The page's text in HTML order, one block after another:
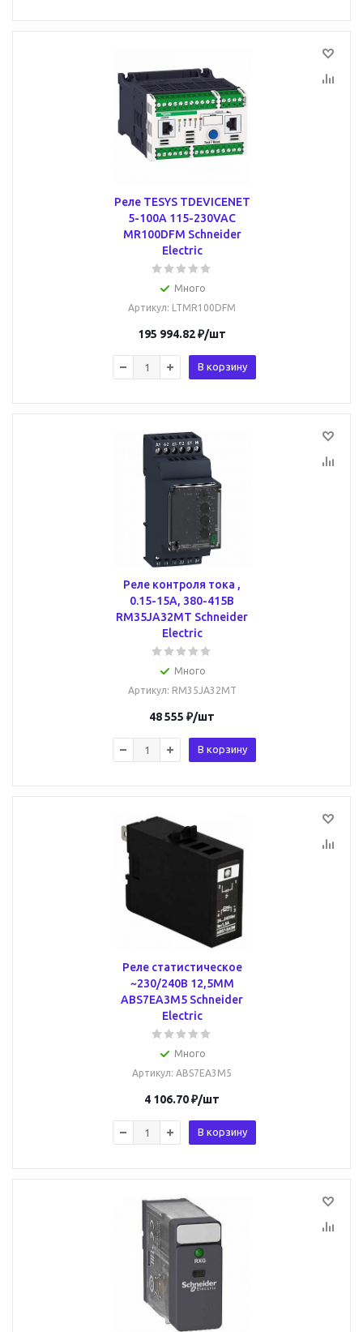
Реле TESYS TDEVICENET
5-100A 115-230VAC
MR100DFM Schneider
Electric
Много
Артикул: LTMR100DFM
195 994.82₽/шт
В корзину
Реле контроля тока ,
0.15-15A, 380-415В
RM35JA32MT Schneider
Electric
Много
Артикул: RM35JA32MT
48 555 ₽/шт
В корзину
Реле статистическое
~230/240В 12,5ММ
ABS7EA3M5 Schneider
Electric
Много
Артикул: ABS7EA3M5
4 106.70₽/шт
В корзину